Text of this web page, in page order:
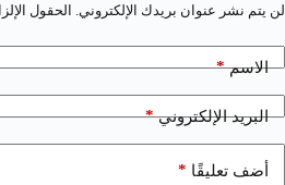
لن يتم نشر عنوان بريدك الإلكتروني. الحقول
الاسم*
البريد الإلكتروني*
أضف تعليقًا *